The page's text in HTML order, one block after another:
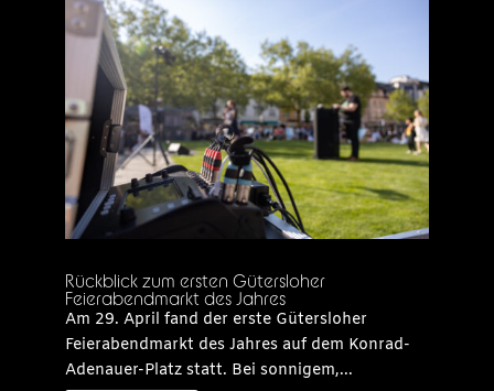
Rückblick zum ersten Gütersloher
Feierabendmarkt des Jahres
Am 29. April fand der erste Gütersloher
Feierabendmarkt des Jahres auf dem Konrad-
Adenauer-Platz statt. Bei sonnigem,...